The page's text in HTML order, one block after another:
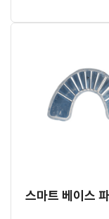
스마트 베이스